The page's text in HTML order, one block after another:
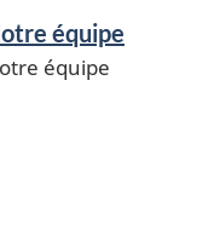
équipe
équipe